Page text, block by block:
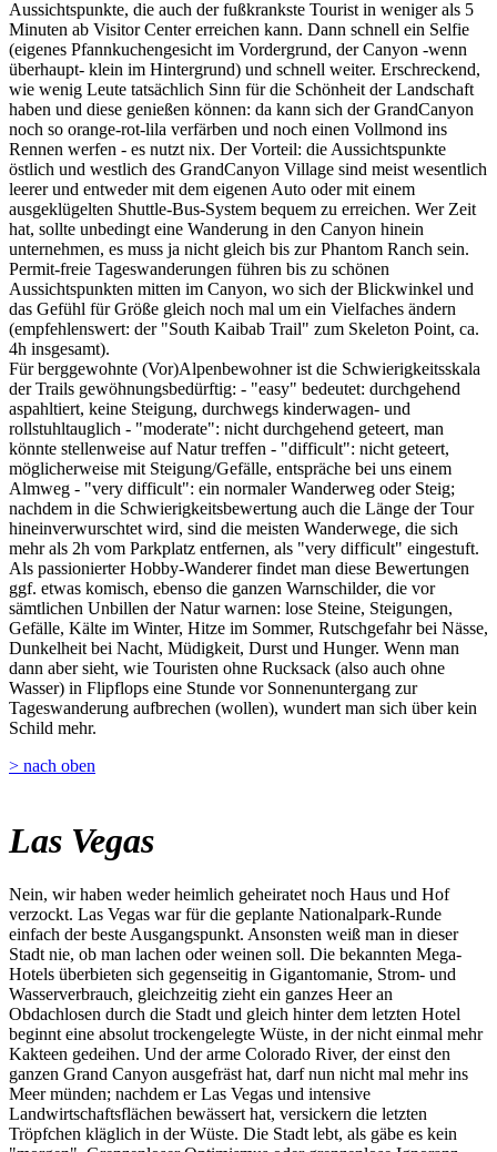
Aussichtspunkte, die auch der fußkrankste Tourist in weniger als 5
Minuten ab Visitor Center erreichen kann. Dann schnell ein Selfie
(eigenes Pfannkuchengesicht im Vordergrund, der Canyon -wenn
überhaupt- klein im Hintergrund) und schnell weiter. Erschreckend,
wie wenig Leute tatsächlich Sinn für die Schönheit der Landschaft
haben und diese genießen können: da kann sich der GrandCanyon
noch so orange-rot-lila verfärben und noch einen Vollmond ins
Rennen werfen - es nutzt nix. Der Vorteil: die Aussichtspunkte
östlich und westlich des GrandCanyon Village sind meist wesentlich
leerer und entweder mit dem eigenen Auto oder mit einem
ausgeklügelten Shuttle-Bus-System bequem zu erreichen. Wer Zeit
hat, sollte unbedingt eine Wanderung in den Canyon hinein
unternehmen, es muss ja nicht gleich bis zur Phantom Ranch sein.
Permit-freie Tageswanderungen führen bis zu schönen
Aussichtspunkten mitten im Canyon, wo sich der Blickwinkel und
das Gefühl für Größe gleich noch mal um ein Vielfaches ändern
(empfehlenswert: der "South Kaibab Trail" zum Skeleton Point, ca.
4h insgesamt).
Für berggewohnte (Vor)Alpenbewohner ist die Schwierigkeitsskala
der Trails gewöhnungsbedürftig: - "easy" bedeutet: durchgehend
aspahltiert, keine Steigung, durchwegs kinderwagen- und
rollstuhltauglich - "moderate": nicht durchgehend geteert, man
könnte stellenweise auf Natur treffen - "difficult": nicht geteert,
möglicherweise mit Steigung/Gefälle, entspräche bei uns einem
Almweg - "very difficult": ein normaler Wanderweg oder Steig;
nachdem in die Schwierigkeitsbewertung auch die Länge der Tour
hineinverwurschtet wird, sind die meisten Wanderwege, die sich
mehr als 2h vom Parkplatz entfernen, als "very difficult" eingestuft.
Als passionierter Hobby-Wanderer findet man diese Bewertungen
ggf. etwas komisch, ebenso die ganzen Warnschilder, die vor
sämtlichen Unbillen der Natur warnen: lose Steine, Steigungen,
Gefälle, Kälte im Winter, Hitze im Sommer, Rutschgefahr bei Nässe,
Dunkelheit bei Nacht, Müdigkeit, Durst und Hunger. Wenn man
dann aber sieht, wie Touristen ohne Rucksack (also auch ohne
Wasser) in Flipflops eine Stunde vor Sonnenuntergang zur
Tageswanderung aufbrechen (wollen), wundert man sich über kein
Schild mehr.
> nach oben
Las Vegas
Nein, wir haben weder heimlich geheiratet noch Haus und Hof
verzockt. Las Vegas war für die geplante Nationalpark-Runde
einfach der beste Ausgangspunkt. Ansonsten weiß man in dieser
Stadt nie, ob man lachen oder weinen soll. Die bekannten Mega-
Hotels überbieten sich gegenseitig in Gigantomanie, Strom- und
Wasserverbrauch, gleichzeitig zieht ein ganzes Heer an
Obdachlosen durch die Stadt und gleich hinter dem letzten Hotel
beginnt eine absolut trockengelegte Wüste, in der nicht einmal mehr
Kakteen gedeihen. Und der arme Colorado River, der einst den
ganzen Grand Canyon ausgefräst hat, darf nun nicht mal mehr ins
Meer münden; nachdem er Las Vegas und intensive
Landwirtschaftsflächen bewässert hat, versickern die letzten
Tröpfchen kläglich in der Wüste. Die Stadt lebt, als gäbe es kein